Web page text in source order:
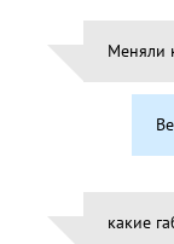
Меняли
какие